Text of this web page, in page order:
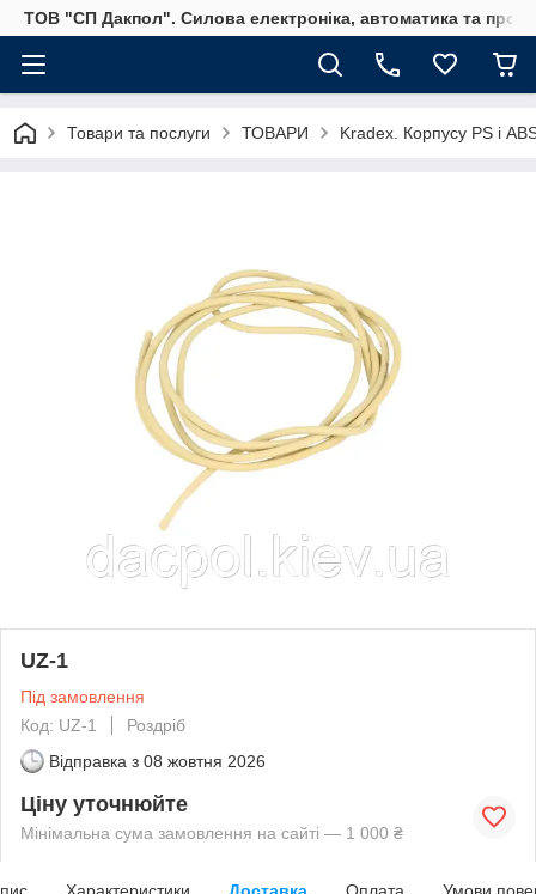
ТОВ "СП Дакпол". Силова електроніка, автоматика та
Товари та послуги ТОВАРИ Kradex. Корпусу PS і
UZ-1
Під замовлення
Код: UZ-1
Роздріб
Відправка з 08 жовтня 2026
Ціну уточнюйте
Мінімальна сума замовлення на сайті — 1 000 ₴
Характеристики Доставка Оплата Умови